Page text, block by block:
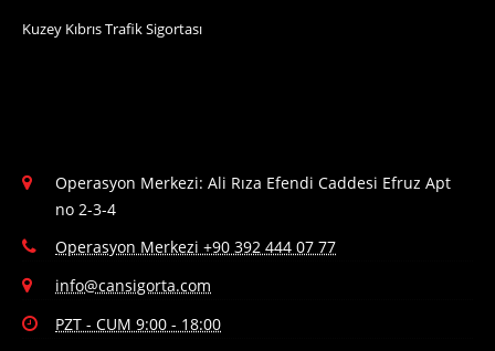
Kuzey Kıbrıs Trafik Sigortası
Operasyon Merkezi: Ali Rıza Efendi Caddesi Efruz Apt
no 2-3-4
Operasyon Merkezi +90 392 444 07 77
info@cansigorta.com
PZT - CUM 9:00 - 18:00